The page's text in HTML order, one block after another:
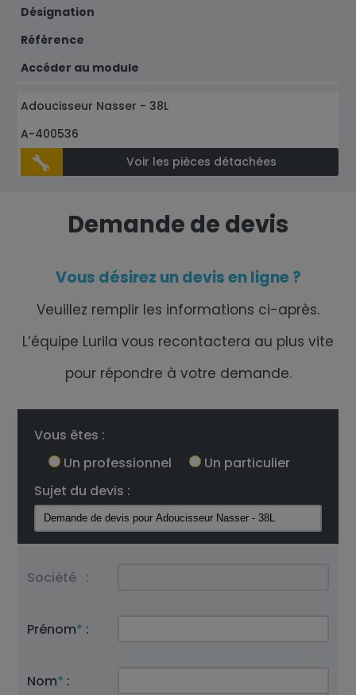
Désignation
Référence
Accéder au module
Adoucisseur Nasser - 38L
A-400536
Voir les pièces détachées
Demande de devis
Vous désirez un devis en ligne ?
Veuillez remplir les informations ci-après.
L’équipe Lurila vous recontactera au plus vite
pour répondre à votre demande.
Vous êtes :
Un professionnel
Un particulier
Sujet du devis :
Société :
Prénom* :
Nom* :